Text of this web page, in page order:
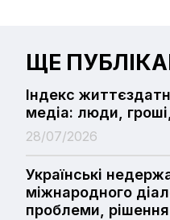
ЩЕ
Індекс
медіа: люди,
28/07/2026
Українські
міжнародного
проблеми, рішення